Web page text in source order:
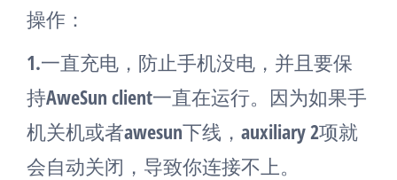
操作：
1.一直充电，防止手机没电，并且要保
持AweSun client一直在运行。因为如果手
机关机或者awesun下线，auxiliary 2项就
会自动关闭，导致你连接不上。